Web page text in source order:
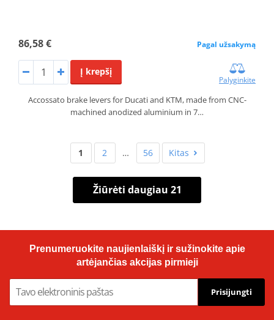
86,58 € Pagal užsakymą
Į krepšį
Palyginkite
Accossato brake levers for Ducati and KTM, made from CNC-
machined anodized aluminium in 7…
1 2 … 56 Kitas
Žiūrėti daugiau 21
Prenumeruokite naujienlaiškį ir sužinokite apie
artėjančias akcijas pirmieji
Prisijungti